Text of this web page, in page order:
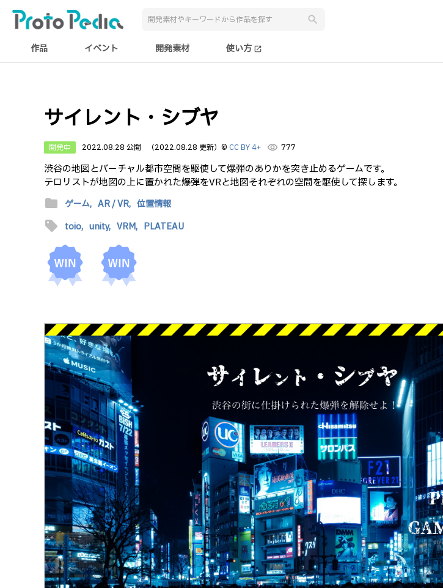
search
作品 イベント 開発素材 使い方 open_in_new
サイレント・シブヤ
開発中 2022.08.28 公開 （2022.08.28 更新） © CC BY 4+ visibility 777
渋谷の地図とバーチャル都市空間を駆使して爆弾のありかを突き止めるゲームです。
テロリストが地図の上に置かれた爆弾をVRと地図それぞれの空間を駆使して探します。
folder ゲーム, AR / VR, 位置情報
sell toio, unity, VRM, PLATEAU